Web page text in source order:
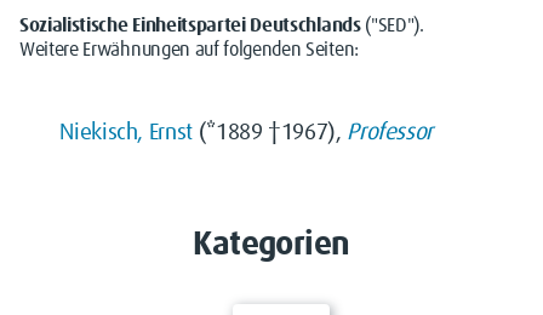
Sozialistische Einheitspartei Deutschlands("SED").
Weitere Erwähnungen auf folgenden Seiten:
Niekisch, Ernst(*1889 †1967), Professor
Kategorien